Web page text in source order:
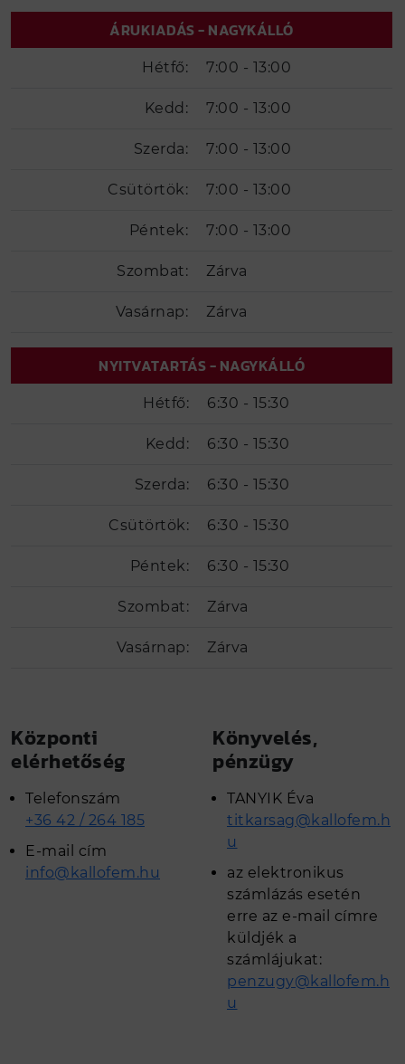
ÁRUKIADÁS - NAGYKÁLLÓ
Hétfő: 7:00 - 13:00
Kedd: 7:00 - 13:00
Szerda: 7:00 - 13:00
Csütörtök: 7:00 - 13:00
Péntek: 7:00 - 13:00
Szombat: Zárva
Vasárnap: Zárva
NYITVATARTÁS - NAGYKÁLLÓ
Hétfő: 6:30 - 15:30
Kedd: 6:30 - 15:30
Szerda: 6:30 - 15:30
Csütörtök: 6:30 - 15:30
Péntek: 6:30 - 15:30
Szombat: Zárva
Vasárnap: Zárva
Központi
elérhetőség
Telefonszám
+36 42 / 264 185
E-mail cím
info@kallofem.hu
Könyvelés,
pénzügy
TANYIK Éva
titkarsag@kallofem.h
u
az elektronikus
számlázás esetén
erre az e-mail címre
küldjék a
számlájukat:
penzugy@kallofem.h
u